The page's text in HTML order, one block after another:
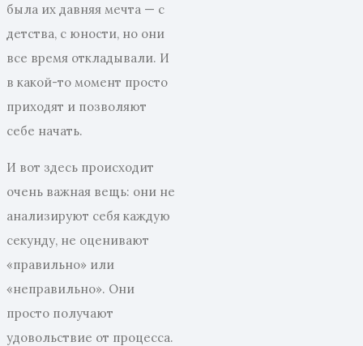
была их давняя мечта — с
детства, с юности, но они
все время откладывали. И
в какой-то момент просто
приходят и позволяют
себе начать.
И вот здесь происходит
очень важная вещь: они не
анализируют себя каждую
секунду, не оценивают
«правильно» или
«неправильно». Они
просто получают
удовольствие от процесса.